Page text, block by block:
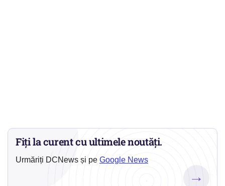
Fiți la curent cu ultimele noutăți.
Urmăriți DCNews și pe Google News
→